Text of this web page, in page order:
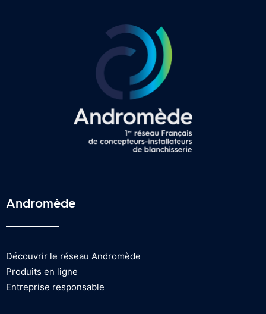
Andromède
Découvrir le réseau Andromède
Produits en ligne
Entreprise responsable